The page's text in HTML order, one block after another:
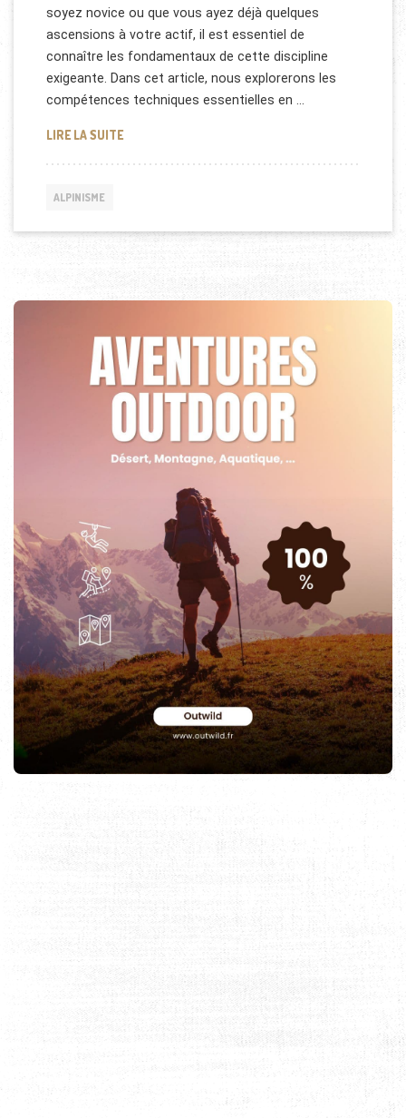
soyez novice ou que vous ayez déjà quelques
ascensions à votre actif, il est essentiel de
connaître les fondamentaux de cette discipline
exigeante. Dans cet article, nous explorerons les
compétences techniques essentielles en …
LIRE LA SUITELES COMPÉTENCES TECHNIQUES ESSENTIELLES
ALPINISME